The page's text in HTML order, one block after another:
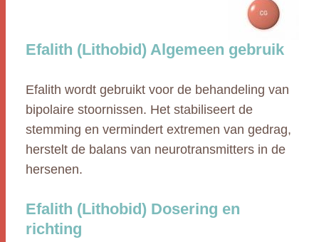
Efalith (Lithobid) Algemeen gebruik
Efalith wordt gebruikt voor de behandeling van
bipolaire stoornissen. Het stabiliseert de
stemming en vermindert extremen van gedrag,
herstelt de balans van neurotransmitters in de
hersenen.
Efalith (Lithobid) Dosering en
richting